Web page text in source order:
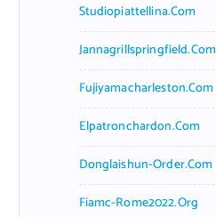
Studiopiattellina.com
Jannagrillspringfield.com
Fujiyamacharleston.com
Elpatronchardon.com
Donglaishun-Order.com
Fiamc-Rome2022.org